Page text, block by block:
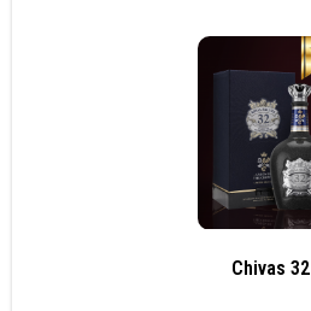
Chivas 32